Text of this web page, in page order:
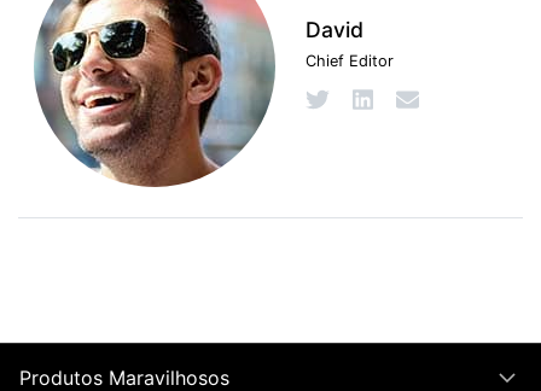
David
Chief Editor
Produtos Maravilhosos